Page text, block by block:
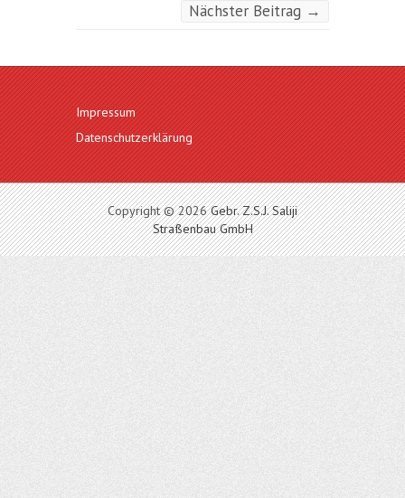
Nächster Beitrag →
Impressum
Datenschutzerklärung
Copyright © 2026Gebr. Z.S.J. Saliji
Straßenbau GmbH